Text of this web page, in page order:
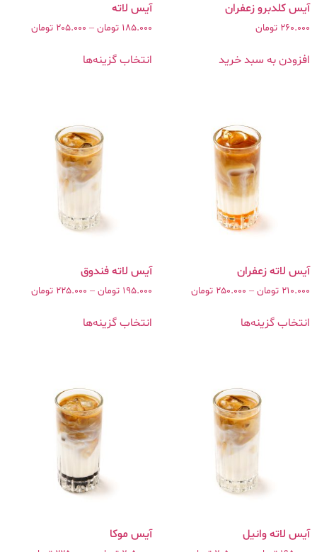
آیس کلدبرو زعفران
260.000 تومان
افزودن به سبد خرید
‎آیس لاته
185.000 تومان –
205.000 تومان
انتخاب گزینه‌ها
آیس لاته زعفران
210.000 تومان –
250.000 تومان
انتخاب گزینه‌ها
‎آیس لاته فندوق
195.000 تومان –
225.000 تومان
انتخاب گزینه‌ها
آیس موکا